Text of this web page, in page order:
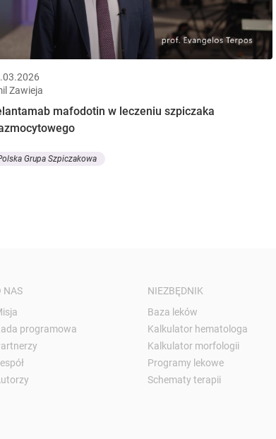
Zawieja
mafodotin w leczeniu szpiczaka
Grupa Szpiczakowa
NAS
programowa
NIEZBĘDNIK
Baza leków
Kalkulator hematologa
Kalkulator morfologii
Programy lekowe
Schematy terapii